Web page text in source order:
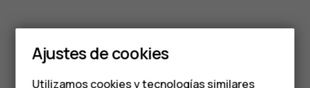
Smartphones
Teléfonos de gama
Ajustes de cookies
Utilizamos cookies y tecnologías similares